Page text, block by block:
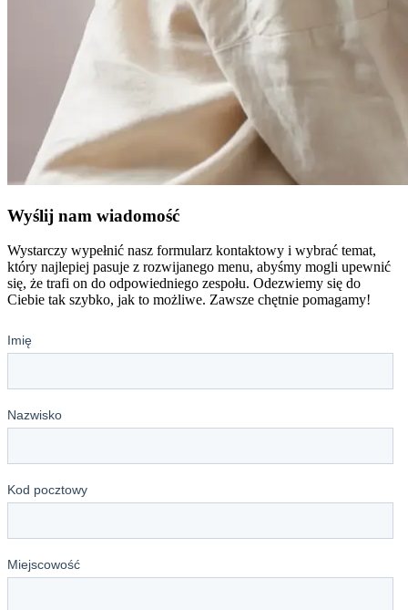
Wyślij nam wiadomość
Wystarczy wypełnić nasz formularz kontaktowy i wybrać temat,
który najlepiej pasuje z rozwijanego menu, abyśmy mogli upewnić
się, że trafi on do odpowiedniego zespołu. Odezwiemy się do
Ciebie tak szybko, jak to możliwe. Zawsze chętnie pomagamy!